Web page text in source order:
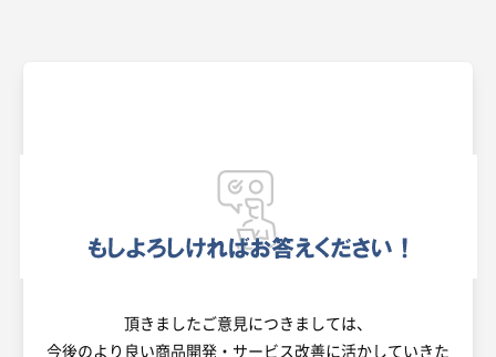
頂きましたご意見につきましては、
今後のより良い商品開発・サービス改善に活かしていきた